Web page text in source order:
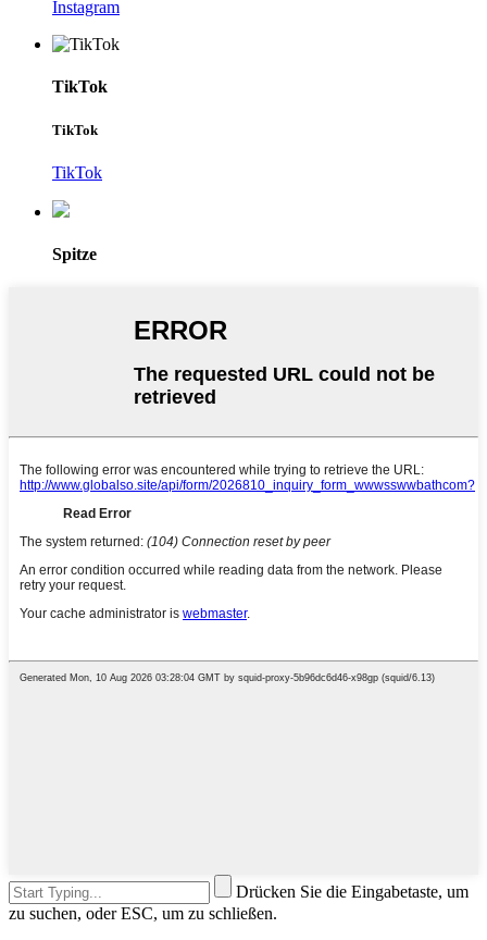
Instagram
TikTok
TikTok
TikTok
Spitze
Drücken Sie die Eingabetaste, um
zu suchen, oder ESC, um zu schließen.